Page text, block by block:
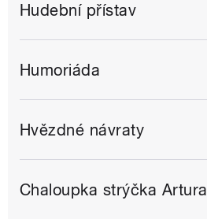
Hudební přístav
Humoriáda
Hvězdné návraty
Chaloupka strýčka Artura